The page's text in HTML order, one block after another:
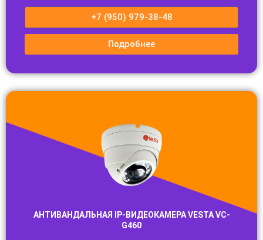
+7 (950) 979-38-48
Подробнее
АНТИВАНДАЛЬНАЯ IP-ВИДЕОКАМЕРА VESTA VC-
G460